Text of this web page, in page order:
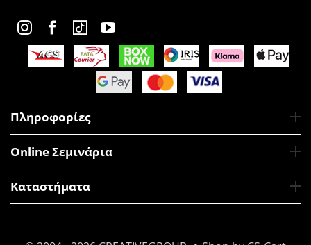
Πληροφορίες
Online Σεμινάρια
Καταστήματα